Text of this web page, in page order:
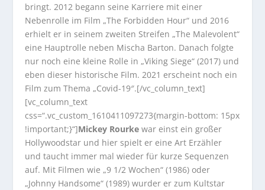
bringt. 2012 begann seine Karriere mit einer
Nebenrolle im Film „The Forbidden Hour“ und 2016
erhielt er in seinem zweiten Streifen „The Malevolent“
eine Hauptrolle neben Mischa Barton. Danach folgte
nur noch eine kleine Rolle in „Viking Siege“ (2017) und
eben dieser historische Film. 2021 erscheint noch ein
Film zum Thema „Covid-19″.[/vc_column_text]
[vc_column_text
css=“.vc_custom_1610411097273{margin-bottom: 15px
!important;}“]Mickey Rourke war einst ein großer
Hollywoodstar und hier spielt er eine Art Erzähler
und taucht immer mal wieder für kurze Sequenzen
auf. Mit Filmen wie „9 1/2 Wochen“ (1986) oder
„Johnny Handsome“ (1989) wurder er zum Kultstar